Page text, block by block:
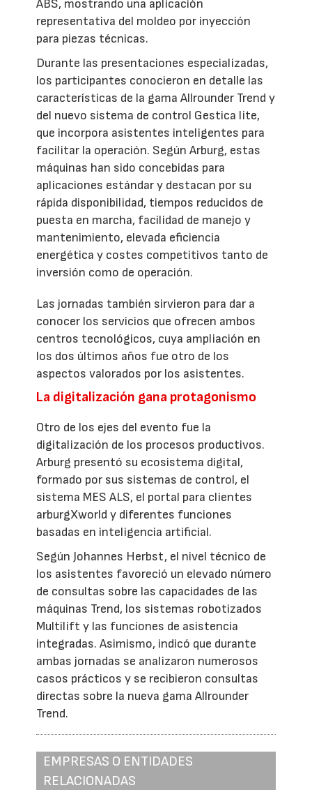
ABS, mostrando una aplicación
representativa del moldeo por inyección
para piezas técnicas.
Durante las presentaciones especializadas,
los participantes conocieron en detalle las
características de la gama Allrounder Trend y
del nuevo sistema de control Gestica lite,
que incorpora asistentes inteligentes para
facilitar la operación. Según Arburg, estas
máquinas han sido concebidas para
aplicaciones estándar y destacan por su
rápida disponibilidad, tiempos reducidos de
puesta en marcha, facilidad de manejo y
mantenimiento, elevada eficiencia
energética y costes competitivos tanto de
inversión como de operación.
Las jornadas también sirvieron para dar a
conocer los servicios que ofrecen ambos
centros tecnológicos, cuya ampliación en
los dos últimos años fue otro de los
aspectos valorados por los asistentes.
La digitalización gana protagonismo
Otro de los ejes del evento fue la
digitalización de los procesos productivos.
Arburg presentó su ecosistema digital,
formado por sus sistemas de control, el
sistema MES ALS, el portal para clientes
arburgXworld y diferentes funciones
basadas en inteligencia artificial.
Según Johannes Herbst, el nivel técnico de
los asistentes favoreció un elevado número
de consultas sobre las capacidades de las
máquinas Trend, los sistemas robotizados
Multilift y las funciones de asistencia
integradas. Asimismo, indicó que durante
ambas jornadas se analizaron numerosos
casos prácticos y se recibieron consultas
directas sobre la nueva gama Allrounder
Trend.
EMPRESAS O ENTIDADES
RELACIONADAS